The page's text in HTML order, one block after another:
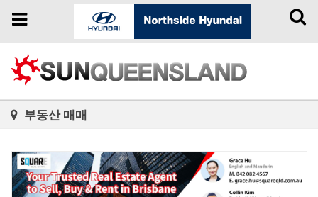
Toggle
Toggle
부동산 매매